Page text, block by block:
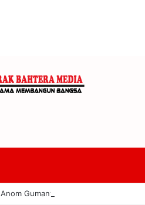
Anom Gumanti Pimpin Raker Banggar